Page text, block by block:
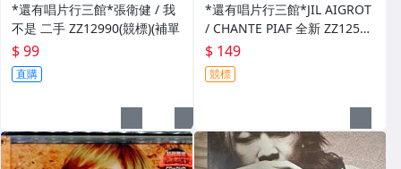
*還有唱片行三館*張衛健 / 我
不是 二手 ZZ12990(競標)(補單
$ 99
直購
*還有唱片行三館*JIL AIGROT
/ CHANTE PIAF 全新 ZZ12526
(競標)
$ 149
競標